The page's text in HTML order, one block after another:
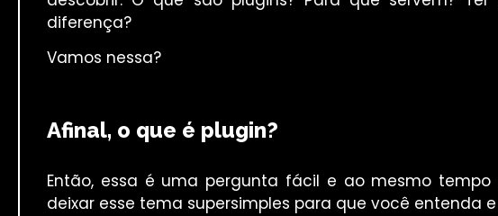
diferença?
Vamos nessa?
Afinal, o que é plugin?
Então, essa é uma pergunta fácil e ao mesmo tempo
deixar esse tema supersimples para que você entenda